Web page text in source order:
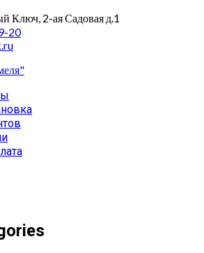
Ключ, 2-ая Садовая д.1
20